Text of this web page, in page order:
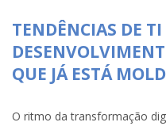
TENDÊNCIAS DE TI
QUE JÁ ESTÁ
O ritmo da transformação